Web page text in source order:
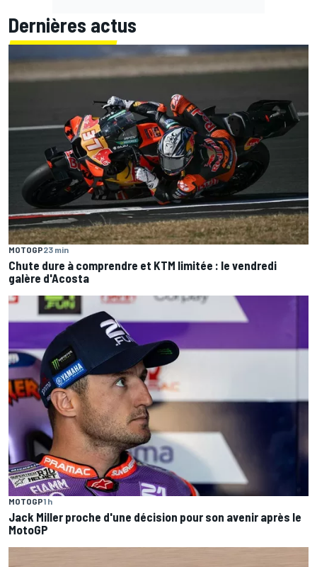
Dernières actus
MOTOGP23 min
Chute dure à comprendre et KTM limitée : le vendredi
galère d'Acosta
MOTOGP1 h
Jack Miller proche d'une décision pour son avenir après le
MotoGP